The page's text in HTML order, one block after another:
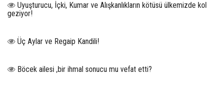
Uyuşturucu, İçki, Kumar ve Alışkanlıkların kötüsü ülkemizde kol
geziyor!
Üç Aylar ve Regaip Kandili!
Böcek ailesi ,bir ihmal sonucu mu vefat etti?